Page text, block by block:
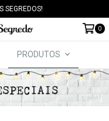
SEGREDOS!
0
PRODUTOS